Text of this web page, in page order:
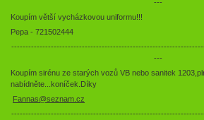
---
Koupím větší vycházkovou uniformu!!!
Pepa - 721502444
---
Koupím sirénu ze starých vozů VB nebo sanitek
nabídněte...koníček.Díky
Fannas@seznam.cz